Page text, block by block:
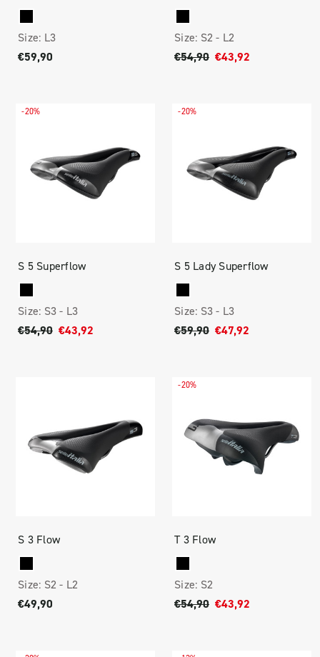
Size: L3
€59,90
Size: S2 - L2
€54,90 €43,92
-20%
S 5 Superflow
Size: S3 - L3
€54,90 €43,92
-20%
S 5 Lady Superflow
Size: S3 - L3
€59,90 €47,92
S 3 Flow
Size: S2 - L2
€49,90
-20%
T 3 Flow
Size: S2
€54,90 €43,92